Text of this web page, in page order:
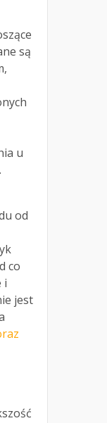
są
u
od
co
i
jest